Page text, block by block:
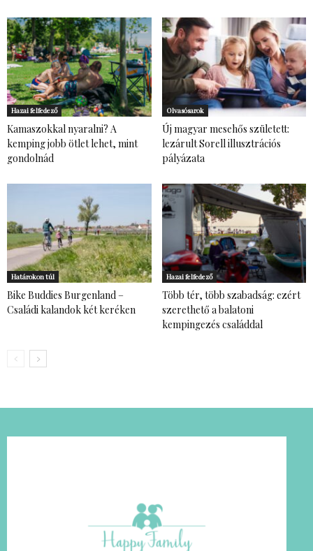
Hazai felfedező
Kamaszokkal nyaralni? A
kemping jobb ötlet lehet, mint
gondolnád
Olvasósarok
Új magyar mesehős született:
lezárult Sorell illusztrációs
pályázata
Határokon túl
Bike Buddies Burgenland –
Családi kalandok két keréken
Hazai felfedező
Több tér, több szabadság: ezért
szerethető a balatoni
kempingezés családdal